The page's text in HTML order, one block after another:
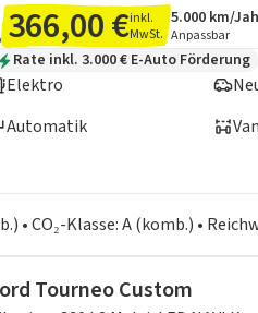
366,00 €inkl.
MwSt.
Inklusive
5.000 km/
Anpassbar
Fahrzeuginformationen:
Rate inkl. 3.000 € E-Auto Förderung
Elektro
Automatik
Van
• CO₂-Klasse: A (komb.) •
Tourneo Custom